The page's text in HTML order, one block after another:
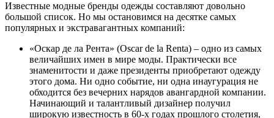
Известные модные бренды одежды составляют довольно
большой список. Но мы остановимся на десятке самых
популярных и экстравагантных компаний:
«Оскар де ла Рента» (Oscar de la Renta) – одно из самых
величайших имен в мире моды. Практически все
знаменитости и даже президенты приобретают одежду
этого дома. Ни одно событие, ни одна инаугурация не
обходится без вечерних нарядов авангардной компании.
Начинающий и талантливый дизайнер получил
широкую известность в 60-х годах прошлого столетия,